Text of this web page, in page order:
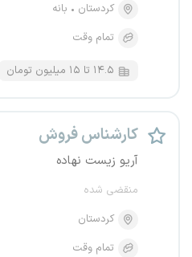
کردستان
بانه
تمام وقت
۱۴.۵ تا ۱۵ میلیون تومان
کارشناس فروش
آریو زیست نهاده
منقضی شده
کردستان
تمام وقت